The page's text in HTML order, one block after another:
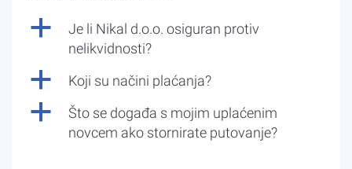
a
Je li Nikal d.o.o. osiguran protiv
nelikvidnosti?
a Koji su načini plaćanja?
a
Što se događa s mojim uplaćenim
novcem ako stornirate putovanje?